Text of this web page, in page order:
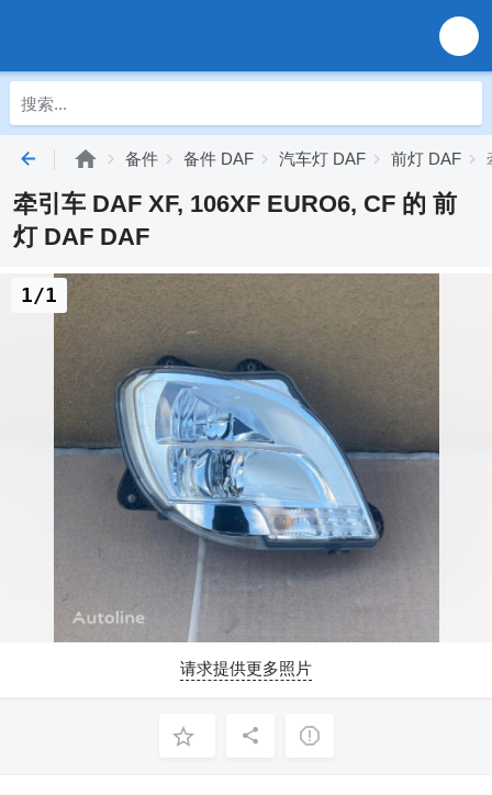
备件 备件 DAF 汽车灯 DAF 前灯 DAF
牵引车 DAF XF, 106XF EURO6, CF 的 前
灯 DAF DAF
1/1
请求提供更多照片